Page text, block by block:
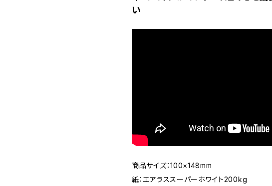
い
商品サイズ：100×148mm
紙：エアラススーパーホワイト200kg